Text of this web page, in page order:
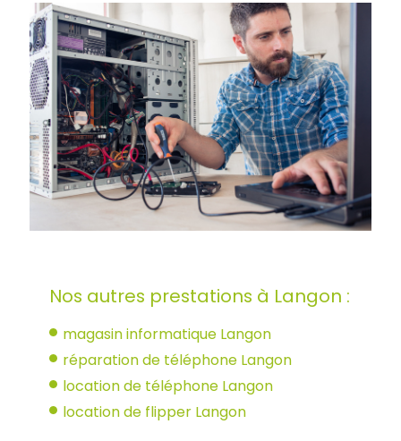
Nos autres prestations à Langon :
magasin informatique Langon
réparation de téléphone Langon
location de téléphone Langon
location de flipper Langon